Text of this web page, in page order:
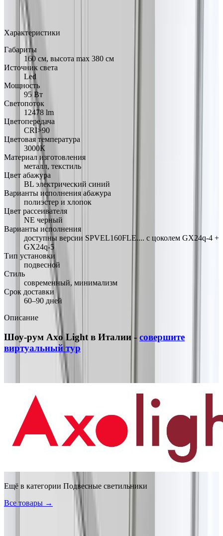
Арт.: SPVEL160LEDNEBL
Характеристики
Габариты
160 см, высота max 380 см
Источник света
Led
Мощность
95 Вт
Светопоток
12478 lm
Цветопередача
CRI>90
Цветовая температура
3000К
Материал изготовления
металл, текстиль
Цвет абажура
BL электрический синий
Варианты исполнения абажура
полиэстер и хлопок
Цвет рассеивателя
NE черный
Варианты исполнения
доступны версии SPVEL160FLE.... с цоколем GX24q-4 +
GX24q-5
Тип установки
подвесной
Стиль
современный, минимализм
Срок доставки
60–90 дней
Описание
Шоу-рум Axo Light в Италии - совершите
виртуальный тур
Ещё в категории Подвесные светильники
Все товары →